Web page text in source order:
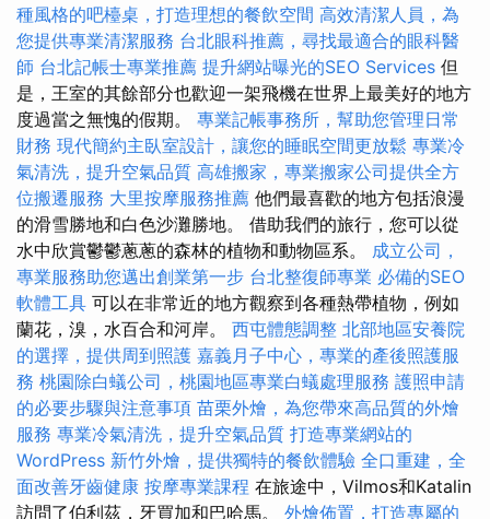
種風格的吧檯桌，打造理想的餐飲空間 高效清潔人員，為
您提供專業清潔服務 台北眼科推薦，尋找最適合的眼科醫
師 台北記帳士專業推薦 提升網站曝光的SEO Services 但
是，王室的其餘部分也歡迎一架飛機在世界上最美好的地方
度過當之無愧的假期。 專業記帳事務所，幫助您管理日常
財務 現代簡約主臥室設計，讓您的睡眠空間更放鬆 專業冷
氣清洗，提升空氣品質 高雄搬家，專業搬家公司提供全方
位搬遷服務 大里按摩服務推薦 他們最喜歡的地方包括浪漫
的滑雪勝地和白色沙灘勝地。 借助我們的旅行，您可以從
水中欣賞鬱鬱蔥蔥的森林的植物和動物區系。 成立公司，
專業服務助您邁出創業第一步 台北整復師專業 必備的SEO
軟體工具 可以在非常近的地方觀察到各種熱帶植物，例如
蘭花，溴，水百合和河岸。 西屯體態調整 北部地區安養院
的選擇，提供周到照護 嘉義月子中心，專業的產後照護服
務 桃園除白蟻公司，桃園地區專業白蟻處理服務 護照申請
的必要步驟與注意事項 苗栗外燴，為您帶來高品質的外燴
服務 專業冷氣清洗，提升空氣品質 打造專業網站的
WordPress 新竹外燴，提供獨特的餐飲體驗 全口重建，全
面改善牙齒健康 按摩專業課程 在旅途中，Vilmos和Katalin
訪問了伯利茲，牙買加和巴哈馬。 外燴佈置，打造專屬的